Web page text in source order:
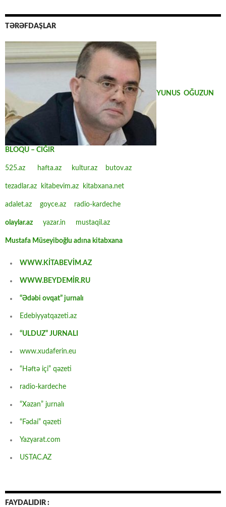
TƏRƏFDAŞLAR
YUNUS OĞUZUN
BLOQU – CIĞIR
525.az hafta.az kultur.az butov.az
tezadlar.az kitabevim.az kitabxana.net
adalet.az goyce.az radio-kardeche
olaylar.az yazar.in mustaqil.az
Mustafa Müseyiboğlu adına kitabxana
WWW.KİTABEVİM.AZ
WWW.BEYDEMİR.RU
“Ədəbi ovqat” jurnalı
Edebiyyatqazeti.az
“ULDUZ” JURNALI
www.xudaferin.eu
“Həftə içi” qəzeti
radio-kardeche
“Xəzan” jurnalı
“Fədai” qəzeti
Yazyarat.com
USTAC.AZ
FAYDALIDIR :